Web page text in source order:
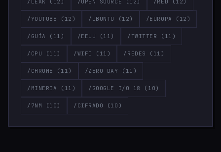
/LEAK (12) /OPEN SOURCE (12) /RED (12)
/YOUTUBE (12) /UBUNTU (12) /EUROPA (12)
/GUÍA (11) /EEUU (11) /TWITTER (11)
/CPU (11) /WIFI (11) /REDES (11)
/CHROME (11) /ZERO DAY (11)
/MINERIA (11) /GOOGLE I/O 18 (10)
/7NM (10) /CIFRADO (10)